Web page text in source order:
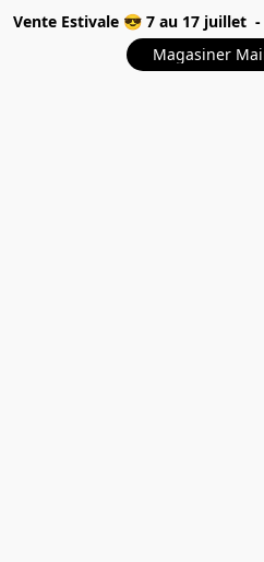
Vente Estivale 😎 7 au 17 juillet
Magasiner